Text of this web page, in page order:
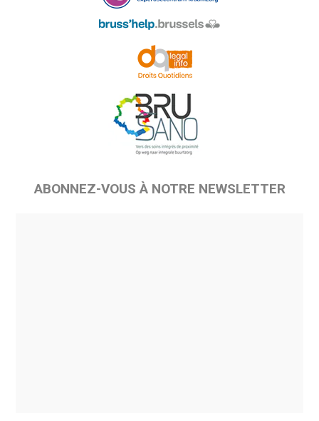
ABONNEZ-VOUS À NOTRE NEWSLETTER